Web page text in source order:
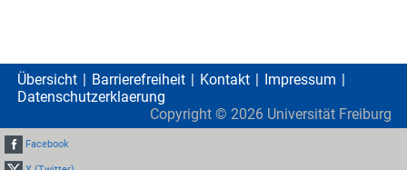
Übersicht Barrierefreiheit Kontakt
Impressum
Datenschutzerklaerung
Copyright © 2026 Universität Freiburg
Facebook